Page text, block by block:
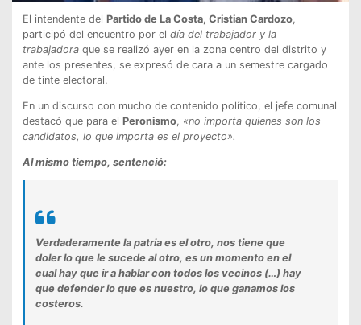
El intendente del Partido de La Costa, Cristian Cardozo,
participó del encuentro por el día del trabajador y la
trabajadora que se realizó ayer en la zona centro del distrito y
ante los presentes, se expresó de cara a un semestre cargado
de tinte electoral.
En un discurso con mucho de contenido político, el jefe comunal
destacó que para el Peronismo, «no importa quienes son los
candidatos, lo que importa es el proyecto».
Al mismo tiempo, sentenció:
Verdaderamente la patria es el otro, nos tiene que
doler lo que le sucede al otro, es un momento en el
cual hay que ir a hablar con todos los vecinos (…) hay
que defender lo que es nuestro, lo que ganamos los
costeros.